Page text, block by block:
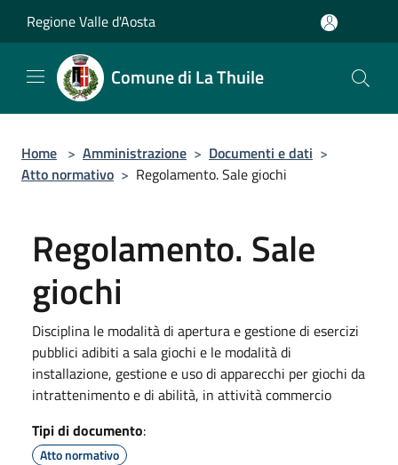
Regione Valle d'Aosta
Comune di La Thuile
Home > Amministrazione > Documenti e dati >
Atto normativo > Regolamento. Sale giochi
Regolamento. Sale
giochi
Disciplina le modalità di apertura e gestione di esercizi
pubblici adibiti a sala giochi e le modalità di
installazione, gestione e uso di apparecchi per giochi da
intrattenimento e di abilità, in attività commercio
Tipi di documento:
Atto normativo